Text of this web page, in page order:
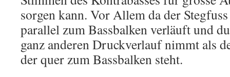
sorgen kann. Vor Allem da der
parallel zum Bassbalken verläuft und
ganz anderen Druckverlauf nimmt als
der quer zum Bassbalken steht.